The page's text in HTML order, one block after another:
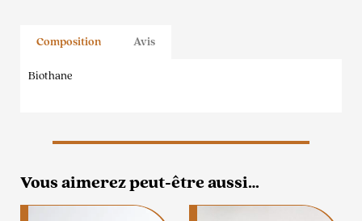
Composition Avis
Biothane
Vous aimerez peut-être aussi…
Ce